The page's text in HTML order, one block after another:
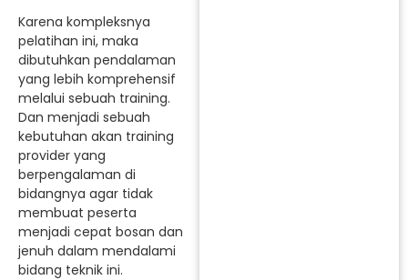
Karena kompleksnya
pelatihan ini, maka
dibutuhkan pendalaman
yang lebih komprehensif
melalui sebuah training.
Dan menjadi sebuah
kebutuhan akan training
provider yang
berpengalaman di
bidangnya agar tidak
membuat peserta
menjadi cepat bosan dan
jenuh dalam mendalami
bidang teknik ini.